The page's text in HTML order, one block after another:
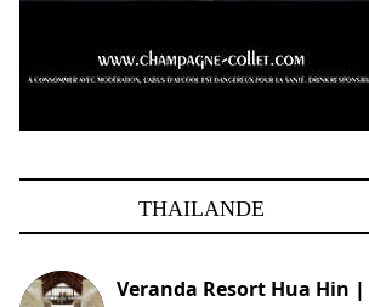
THAILANDE
Veranda Resort Hua Hin |